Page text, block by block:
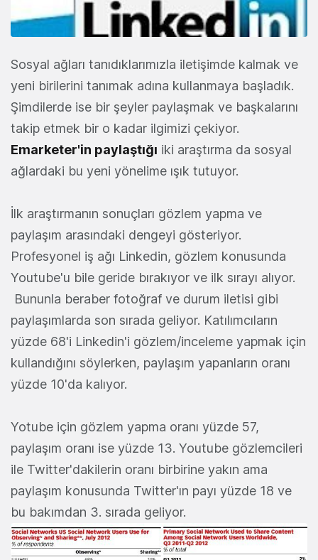
Sosyal ağları tanıdıklarımızla iletişimde kalmak ve
yeni birilerini tanımak adına kullanmaya başladık.
Şimdilerde ise bir şeyler paylaşmak ve başkalarını
takip etmek bir o kadar ilgimizi çekiyor.
Emarketer'in paylaştığı iki araştırma da sosyal
ağlardaki bu yeni yönelime ışık tutuyor.
İlk araştırmanın sonuçları gözlem yapma ve
paylaşım arasındaki dengeyi gösteriyor.
Profesyonel iş ağı Linkedin, gözlem konusunda
Youtube'u bile geride bırakıyor ve ilk sırayı alıyor.
Bununla beraber fotoğraf ve durum iletisi gibi
paylaşımlarda son sırada geliyor. Katılımcıların
yüzde 68'i Linkedin'i gözlem/inceleme yapmak için
kullandığını söylerken, paylaşım yapanların oranı
yüzde 10'da kalıyor.
Yotube için gözlem yapma oranı yüzde 57,
paylaşım oranı ise yüzde 13. Youtube gözlemcileri
ile Twitter'dakilerin oranı birbirine yakın ama
paylaşım konusunda Twitter'ın payı yüzde 18 ve
bu bakımdan 3. sırada geliyor.